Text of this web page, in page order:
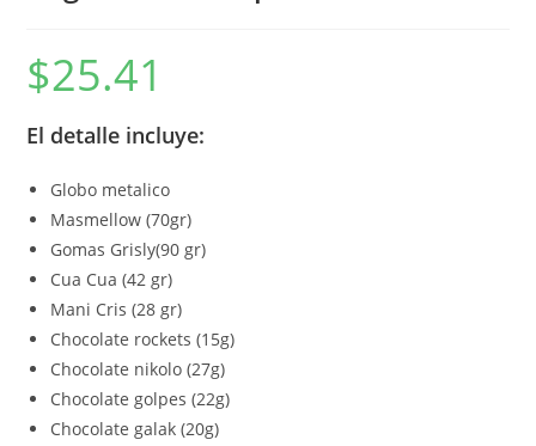
$25.41
El detalle incluye:
Globo metalico
Masmellow (70gr)
Gomas Grisly(90 gr)
Cua Cua (42 gr)
Mani Cris (28 gr)
Chocolate rockets (15g)
Chocolate nikolo (27g)
Chocolate golpes (22g)
Chocolate galak (20g)